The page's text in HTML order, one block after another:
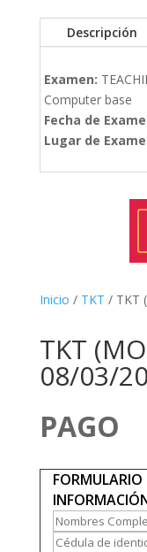
Descripción
Examen:
Computer base
Fecha de
Lugar de
Inicio / TKT / TKT
TKT
08/03/
PAGO
FORMULARIO